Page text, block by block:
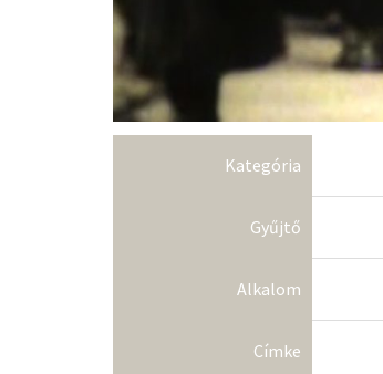
Kategória
Gyűjtő
Alkalom
Címke